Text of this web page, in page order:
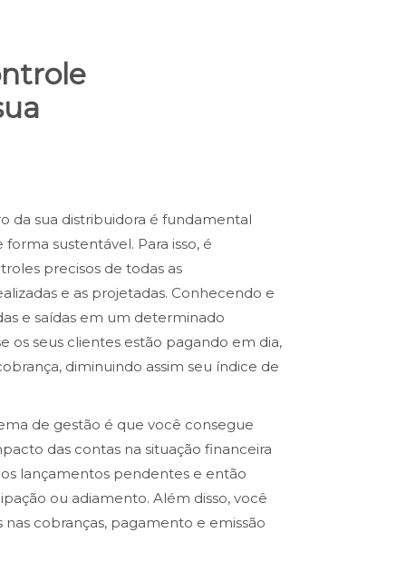
da sua distribuidora é fundamental
sustentável. Para isso, é
precisos de todas as
e as projetadas. Conhecendo e
e saídas em um determinado
os seus clientes estão pagando em dia,
diminuindo assim seu índice de
de gestão é que você consegue
das contas na situação financeira
lançamentos pendentes e então
ou adiamento. Além disso, você
cobranças, pagamento e emissão